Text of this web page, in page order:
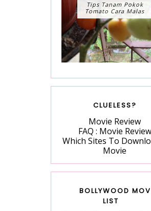
Tips Tanam Pokok
Tomato Cara Malas
CLUELESS?
Movie Review
FAQ : Movie Review
Which Sites To
Movie
BOLLYWOOD
LIST